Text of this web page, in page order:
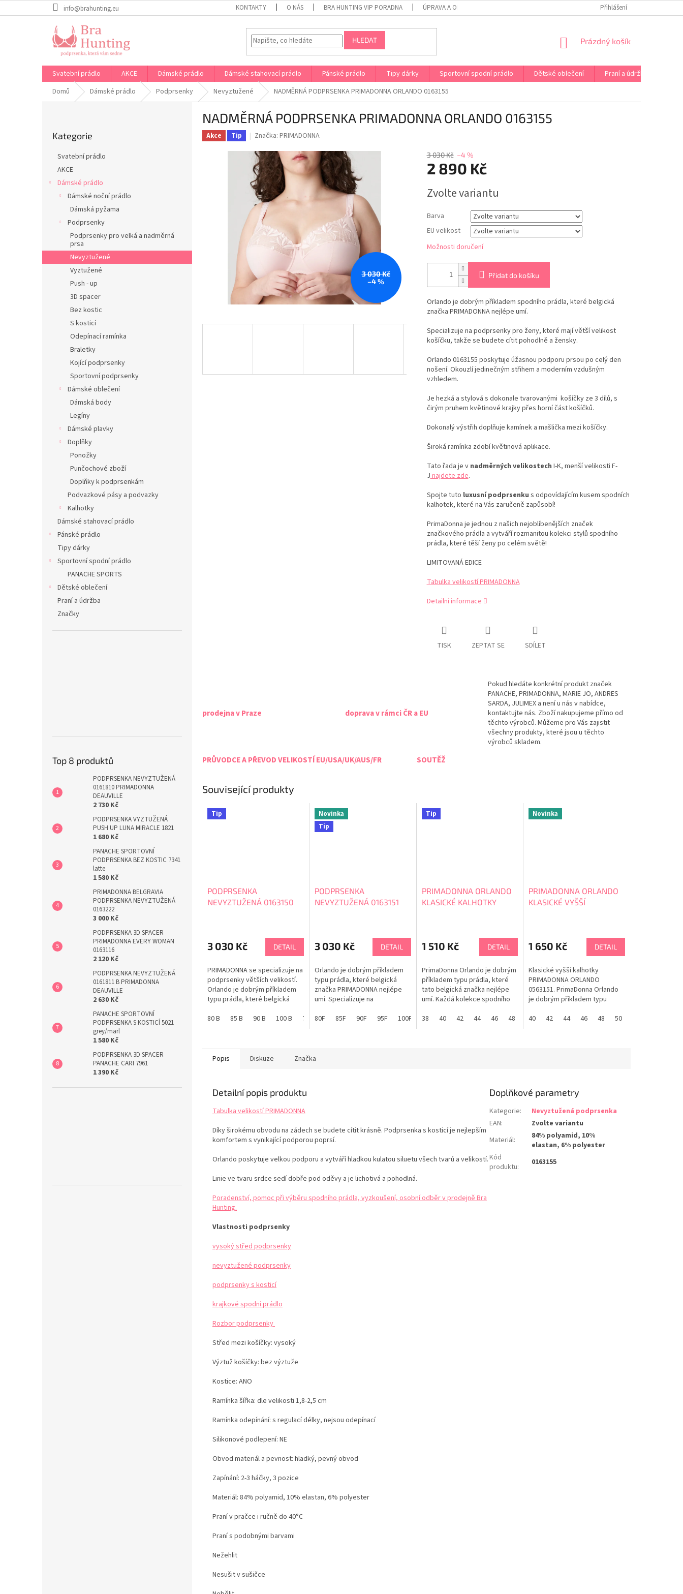
na
info@brahunting.eu KONTAKTY O NÁS BRA HUNTING VIP PORADNA ÚPRAVA A OPRAVA PRÁDLA NA MÍRU DOPRAVA A PLATBA ČR A EU
Přihlášení
HLEDAT
NÁKUPNÍ
Prázdný košík
Svatební prádlo AKCE Dámské prádlo Dámské stahovací prádlo Pánské prádlo Tipy dárky Sportovní spodní prádlo Dětské oblečení Praní a údržba
Domů
Dámské prádlo Podprsenky Nevyztužené NADMĚRNÁ PODPRSENKA PRIMADONNA ORLANDO 0163155
l
kategorie
Kategorie
Svatební prádlo
AKCE
Dámské prádlo
Dámské noční prádlo
Dámská pyžama
Podprsenky
Podprsenky pro velká a nadměrná
prsa
Nevyztužené
Vyztužené
Push - up
3D spacer
Bez kostic
S kosticí
Odepínací ramínka
Braletky
Kojící podprsenky
Sportovní podprsenky
Dámské oblečení
Dámská body
Legíny
Dámské plavky
Doplňky
Ponožky
Punčochové zboží
Doplňky k podprsenkám
Podvazkové pásy a podvazky
Kalhotky
Dámské stahovací prádlo
Pánské prádlo
Tipy dárky
Sportovní spodní prádlo
PANACHE SPORTS
Dětské oblečení
Praní a údržba
Značky
Top 8 produktů
PODPRSENKA NEVYZTUŽENÁ
0161810 PRIMADONNA
DEAUVILLE
2 730 Kč
PODPRSENKA VYZTUŽENÁ
PUSH UP LUNA MIRACLE 1821
1 680 Kč
PANACHE SPORTOVNÍ
PODPRSENKA BEZ KOSTIC 7341
latte
1 580 Kč
PRIMADONNA BELGRAVIA
PODPRSENKA NEVYZTUŽENÁ
0163222
3 000 Kč
PODPRSENKA 3D SPACER
PRIMADONNA EVERY WOMAN
0163116
2 120 Kč
PODPRSENKA NEVYZTUŽENÁ
0161811 B PRIMADONNA
DEAUVILLE
2 630 Kč
PANACHE SPORTOVNÍ
PODPRSENKA S KOSTICÍ 5021
grey/marl
1 580 Kč
PODPRSENKA 3D SPACER
PANACHE CARI 7961
1 390 Kč
NADMĚRNÁ PODPRSENKA PRIMADONNA ORLANDO 0163155
Akce Tip Značka: PRIMADONNA
3 030 Kč
–4 %
3 030 Kč –4 %
2 890 Kč
cena:
Zvolte variantu
Barva
EU velikost
Možnosti doručení
Přidat do košíku
Orlando je dobrým příkladem spodního prádla, které belgická
značka PRIMADONNA nejlépe umí.
Specializuje na podprsenky pro ženy, které mají větší velikost
košíčku, takže se budete cítit pohodlně a žensky.
Orlando 0163155 poskytuje úžasnou podporu prsou po celý den
nošení. Okouzlí jedinečným střihem a moderním vzdušným
vzhledem.
Je hezká a stylová s dokonale tvarovanými košíčky ze 3 dílů, s
čirým pruhem květinové krajky přes horní část košíčků.
Dokonalý výstřih doplňuje kamínek a mašlička mezi košíčky.
Široká ramínka zdobí květinová aplikace.
Tato řada je v nadměrných velikostech I-K, menší velikosti F-
Jnajdete zde.
Spojte tuto luxusní podprsenku s odpovídajícím kusem spodních
kalhotek, které na Vás zaručeně zapůsobí!
PrimaDonna je jednou z našich nejoblíbenějších značek
značkového prádla a vytváří rozmanitou kolekci stylů spodního
prádla, které těší ženy po celém světě!
LIMITOVANÁ EDICE
Tabulka velikostí PRIMADONNA
Detailní informace
TISK ZEPTAT SE SDÍLET
prodejna v Praze doprava v rámci ČR a EU
Pokud hledáte konkrétní produkt značek
PANACHE, PRIMADONNA, MARIE JO, ANDRES
SARDA, JULIMEX a není u nás v nabídce,
kontaktujte nás. Zboží nakupujeme přímo od
těchto výrobců. Můžeme pro Vás zajistit
všechny produkty, které jsou u těchto
výrobců skladem.
PRŮVODCE A PŘEVOD VELIKOSTÍ EU/USA/UK/AUS/FR SOUTĚŽ
Související produkty
Tip
PODPRSENKA
NEVYZTUŽENÁ 0163150
produktu
je
z
5
hvězdiček.
3 030 Kč DETAIL
PRIMADONNA se specializuje na
podprsenky větších velikostí.
Orlando je dobrým příkladem
typu prádla, které belgická
umí. Podprsenka je vhodná pro
vzhledem. Je hezká a stylová s
80 B 85 B 90 B 100 B 75 C 80 C 85 C 90 C 95 C 100 C 105 C 110 C 70 D 75 D 80 D 85 D 90 D 95 D
Novinka
Tip
PODPRSENKA
NEVYZTUŽENÁ 0163151
3 030 Kč DETAIL
Orlando je dobrým příkladem
typu prádla, které belgická
značka PRIMADONNA nejlépe
umí. Specializuje na
mají větší velikost košíčku,
Okouzlí jedinečným střihem a
80F 85F 90F 95F 100F 105F 65G 70G 75G 80G 85G 90G 95G 100G
Tip
PRIMADONNA ORLANDO
KLASICKÉ KALHOTKY
1 510 Kč DETAIL
PrimaDonna Orlando je dobrým
příkladem typu prádla, které
tato belgická značka nejlépe
umí. Každá kolekce spodního
krásné spodní prádlo, které je
38 40 42 44 46 48
Novinka
PRIMADONNA ORLANDO
KLASICKÉ VYŠŠÍ
1 650 Kč DETAIL
Klasické vyšší kalhotky
PRIMADONNA ORLANDO
0563151. PrimaDonna Orlando
je dobrým příkladem typu
značka nejlépe umí. Každá
40 42 44 46 48 50
Popis Diskuze Značka
Detailní popis produktu
Tabulka velikostí PRIMADONNA
Díky širokému obvodu na zádech se budete cítit krásně. Podprsenka s kosticí je nejlepším
komfortem s vynikající podporou poprsí.
Orlando poskytuje velkou podporu a vytváří hladkou kulatou siluetu všech tvarů a velikostí.
Linie ve tvaru srdce sedí dobře pod oděvy a je lichotivá a pohodlná.
Poradenství, pomoc při výběru spodního prádla, vyzkoušení, osobní odběr v prodejně Bra
Hunting.
Vlastnosti podprsenky
vysoký střed podprsenky
nevyztužené podprsenky
podprsenky s kosticí
krajkové spodní prádlo
Rozbor podprsenky
Střed mezi košíčky: vysoký
Výztuž košíčky: bez výztuže
Kostice: ANO
Ramínka šířka: dle velikosti 1,8-2,5 cm
Ramínka odepínání: s regulací délky, nejsou odepínací
Silikonové podlepení: NE
Obvod materiál a pevnost: hladký, pevný obvod
Zapínání: 2-3 háčky, 3 pozice
Materiál: 84% polyamid, 10% elastan, 6% polyester
Praní v pračce i ručně do 40°C
Praní s podobnými barvami
Nežehlit
Nesušit v sušičce
Doplňkové parametry
Kategorie:
Nevyztužená podprsenka
EAN:
Zvolte variantu
Materiál:
84% polyamid, 10%
elastan, 6% polyester
Kód
produktu: 0163155